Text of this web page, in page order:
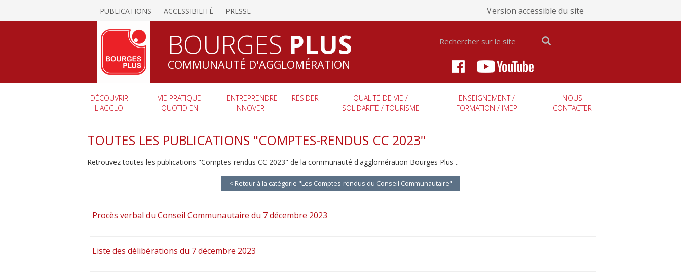
PUBLICATIONS ACCESSIBILITÉ PRESSE Version accessible du site
BOURGES PLUS
COMMUNAUTÉ D'AGGLOMÉRATION
DÉCOUVRIR
L'AGGLO
VIE PRATIQUE
QUOTIDIEN
ENTREPRENDRE
INNOVER
RÉSIDER
QUALITÉ DE VIE /
SOLIDARITÉ / TOURISME
ENSEIGNEMENT /
FORMATION / IMEP
NOUS
CONTACTER
TOUTES LES PUBLICATIONS "COMPTES-RENDUS CC 2023"
Retrouvez toutes les publications "Comptes-rendus CC 2023" de la communauté d'agglomération Bourges Plus ..
< Retour à la catégorie "Les Comptes-rendus du Conseil Communautaire"
Procès verbal du Conseil Communautaire du 7 décembre 2023
Liste des délibérations du 7 décembre 2023